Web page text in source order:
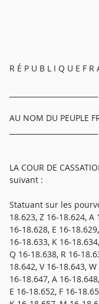
R É P U B L I Q U E F R
AU NOM DU PEUPLE
LA COUR DE
suivant :
Statuant sur les
18.623, Z 16-18.624, A
16-18.628, E 16-
16-18.633, K 16-
Q 16-18.638, R 16-
18.642, V 16-18.643,
16-18.647, A 16-
E 16-18.652, F 16-